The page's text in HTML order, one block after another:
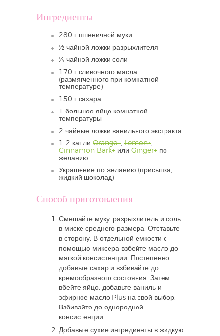
Ингредиенты
280 г пшеничной муки
½ чайной ложки разрыхлителя
¼ чайной ложки соли
170 г сливочного масла
(размягченного при комнатной
температуре)
150 г сахара
1 большое яйцо комнатной
температуры
2 чайные ложки ванильного экстракта
1-2 капли Orange+, Lemon+,
Cinnamon Bark+ или Ginger+ по
желанию
Украшение по желанию (присыпка,
жидкий шоколад)
Способ приготовления
Смешайте муку, разрыхлитель и соль
в миске среднего размера. Отставьте
в сторону. В отдельной емкости с
помощью миксера взбейте масло до
мягкой консистенции. Постепенно
добавьте сахар и взбивайте до
кремообразного состояния. Затем
вбейте яйцо, добавьте ваниль и
эфирное масло Plus на свой выбор.
Взбивайте до однородной
консистенции.
Добавьте сухие ингредиенты в жидкую